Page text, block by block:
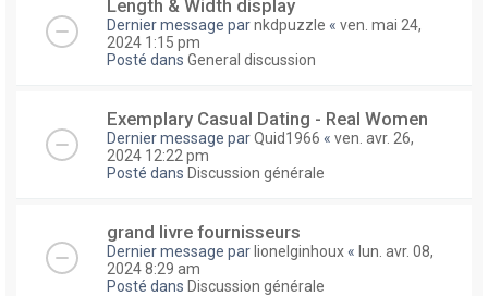
Length & Width display
Dernier message parnkdpuzzle « ven. mai 24,
2024 1:15 pm
Posté dans General discussion
Exemplary Сasual Dating - Real Women
Dernier message parQuid1966 « ven. avr. 26,
2024 12:22 pm
Posté dans Discussion générale
grand livre fournisseurs
Dernier message par lionelginhoux « lun. avr. 08,
2024 8:29 am
Posté dans Discussion générale